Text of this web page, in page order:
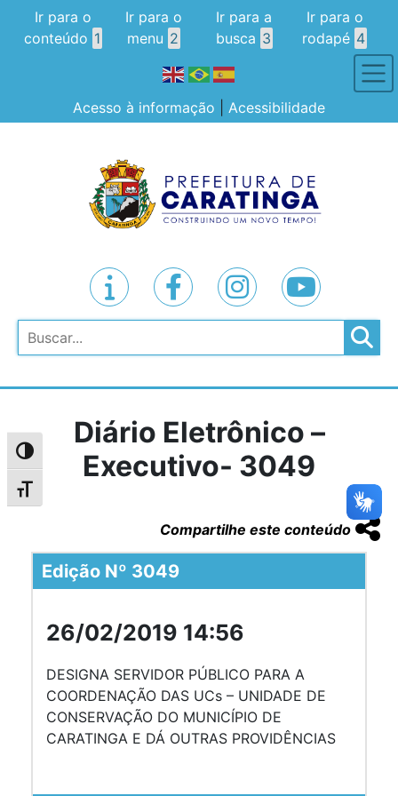
Alternar alto contraste
Alternar tamanho da fonte
Ir para o
conteúdo 1
Ir para o
menu 2
Ir para a
busca 3
Ir para o
rodapé 4
Acesso à informação Acessibilidade
Pesquisar
Diário Eletrônico –
Executivo- 3049
Compartilhe este conteúdo
Edição Nº 3049
26/02/2019 14:56
DESIGNA SERVIDOR PÚBLICO PARA A
COORDENAÇÃO DAS UCs – UNIDADE DE
CONSERVAÇÃO DO MUNICÍPIO DE
CARATINGA E DÁ OUTRAS PROVIDÊNCIAS